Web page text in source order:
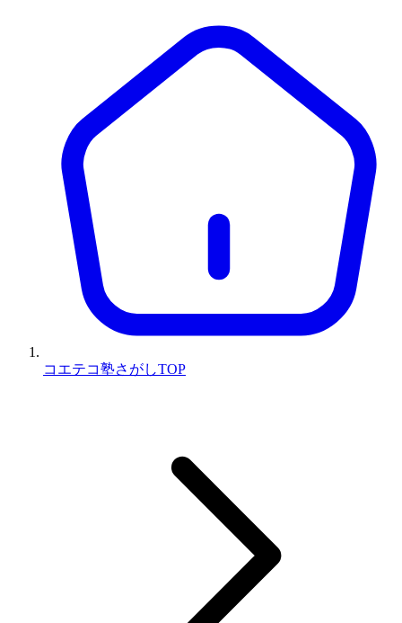
コエテコ塾さがしTOP